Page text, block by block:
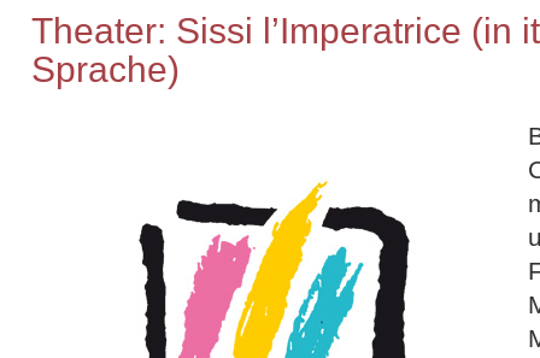
Theater: Sissi l’Imperatrice (in
Sprache)